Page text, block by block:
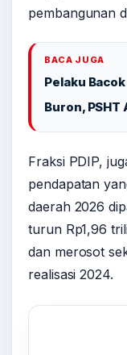
pembangunan
BACA JUGA
Pelaku
Buron, PSHT
Fraksi PDIP,
pendapatan
daerah 2026
turun Rp1,96
dan merosot
realisasi 2024.